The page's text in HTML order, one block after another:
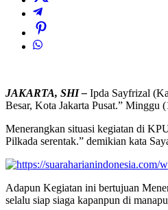
JAKARTA, SHI – Ipda Sayfrizal
Besar, Kota Jakarta Pusat.” Minggu
Menerangkan situasi kegiatan di
Pilkada serentak.” demikian kata
Adapun Kegiatan ini bertujuan
selalu siap siaga kapanpun di